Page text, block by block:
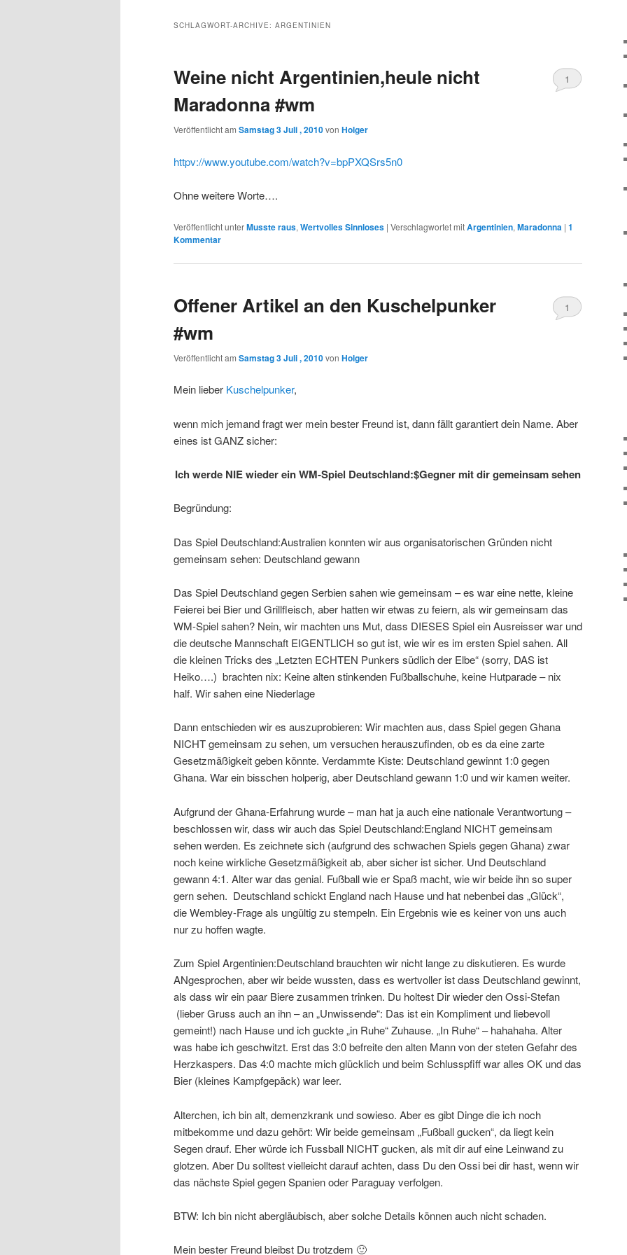
wechseln
SCHLAGWORT-ARCHIVE: ARGENTINIEN
Weine nicht Argentinien,heule nicht
Maradonna #wm
Veröffentlicht am Samstag 3 Juli , 2010von Holger
1
httpv://www.youtube.com/watch?v=bpPXQSrs5n0
Ohne weitere Worte….
Veröffentlicht unterMusste raus, Wertvolles Sinnloses | Verschlagwortet mitArgentinien, Maradonna | 1
Kommentar
Offener Artikel an den Kuschelpunker
#wm
Veröffentlicht am Samstag 3 Juli , 2010von Holger
1
Mein lieber Kuschelpunker,
wenn mich jemand fragt wer mein bester Freund ist, dann fällt garantiert dein Name. Aber
eines ist GANZ sicher:
Ich werde NIE wieder ein WM-Spiel Deutschland:$Gegner mit dir gemeinsam sehen
Begründung:
Das Spiel Deutschland:Australien konnten wir aus organisatorischen Gründen nicht
gemeinsam sehen: Deutschland gewann
Das Spiel Deutschland gegen Serbien sahen wie gemeinsam – es war eine nette, kleine
Feierei bei Bier und Grillfleisch, aber hatten wir etwas zu feiern, als wir gemeinsam das
WM-Spiel sahen? Nein, wir machten uns Mut, dass DIESES Spiel ein Ausreisser war und
die deutsche Mannschaft EIGENTLICH so gut ist, wie wir es im ersten Spiel sahen. All
die kleinen Tricks des „Letzten ECHTEN Punkers südlich der Elbe“ (sorry, DAS ist
Heiko….) brachten nix: Keine alten stinkenden Fußballschuhe, keine Hutparade – nix
half. Wir sahen eine Niederlage
Dann entschieden wir es auszuprobieren: Wir machten aus, dass Spiel gegen Ghana
NICHT gemeinsam zu sehen, um versuchen herauszufinden, ob es da eine zarte
Gesetzmäßigkeit geben könnte. Verdammte Kiste: Deutschland gewinnt 1:0 gegen
Ghana. War ein bisschen holperig, aber Deutschland gewann 1:0 und wir kamen weiter.
Aufgrund der Ghana-Erfahrung wurde – man hat ja auch eine nationale Verantwortung –
beschlossen wir, dass wir auch das Spiel Deutschland:England NICHT gemeinsam
sehen werden. Es zeichnete sich (aufgrund des schwachen Spiels gegen Ghana) zwar
noch keine wirkliche Gesetzmäßigkeit ab, aber sicher ist sicher. Und Deutschland
gewann 4:1. Alter war das genial. Fußball wie er Spaß macht, wie wir beide ihn so super
gern sehen. Deutschland schickt England nach Hause und hat nebenbei das „Glück“,
die Wembley-Frage als ungültig zu stempeln. Ein Ergebnis wie es keiner von uns auch
nur zu hoffen wagte.
Zum Spiel Argentinien:Deutschland brauchten wir nicht lange zu diskutieren. Es wurde
ANgesprochen, aber wir beide wussten, dass es wertvoller ist dass Deutschland gewinnt,
als dass wir ein paar Biere zusammen trinken. Du holtest Dir wieder den Ossi-Stefan
(lieber Gruss auch an ihn – an „Unwissende“: Das ist ein Kompliment und liebevoll
gemeint!) nach Hause und ich guckte „in Ruhe“ Zuhause. „In Ruhe“ – hahahaha. Alter
was habe ich geschwitzt. Erst das 3:0 befreite den alten Mann von der steten Gefahr des
Herzkaspers. Das 4:0 machte mich glücklich und beim Schlusspfiff war alles OK und das
Bier (kleines Kampfgepäck) war leer.
Alterchen, ich bin alt, demenzkrank und sowieso. Aber es gibt Dinge die ich noch
mitbekomme und dazu gehört: Wir beide gemeinsam „Fußball gucken“, da liegt kein
Segen drauf. Eher würde ich Fussball NICHT gucken, als mit dir auf eine Leinwand zu
glotzen. Aber Du solltest vielleicht darauf achten, dass Du den Ossi bei dir hast, wenn wir
das nächste Spiel gegen Spanien oder Paraguay verfolgen.
BTW: Ich bin nicht abergläubisch, aber solche Details können auch nicht schaden.
Mein bester Freund bleibst Du trotzdem 🙂